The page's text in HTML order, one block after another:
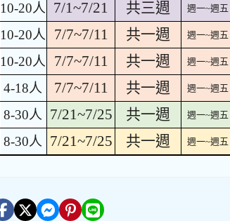
10-20人 7/1~7/21 共三週 週一~週五
10-20人 7/7~7/11 共一週 週一~週五
10-20人 7/7~7/11 共一週 週一~週五
4-18人 7/7~7/11 共一週 週一~週五
8-30人 7/21~7/25 共一週 週一~週五
8-30人 7/21~7/25 共一週 週一~週五